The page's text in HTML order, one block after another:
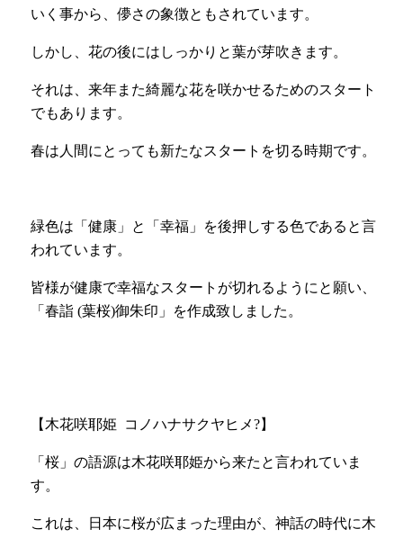
いく事から、儚さの象徴ともされています。
しかし、花の後にはしっかりと葉が芽吹きます。
それは、来年また綺麗な花を咲かせるためのスタート
でもあります。
春は人間にとっても新たなスタートを切る時期です。
緑色は「健康」と「幸福」を後押しする色であると言
われています。
皆様が健康で幸福なスタートが切れるようにと願い、
「春詣 (葉桜)御朱印」を作成致しました。ㅤㅤㅤㅤㅤㅤㅤ
【木花咲耶姫 コノハナサクヤヒメ?】
「桜」の語源は木花咲耶姫から来たと言われていま
す。ㅤㅤㅤㅤㅤㅤㅤㅤㅤㅤㅤㅤㅤ
これは、日本に桜が広まった理由が、神話の時代に木